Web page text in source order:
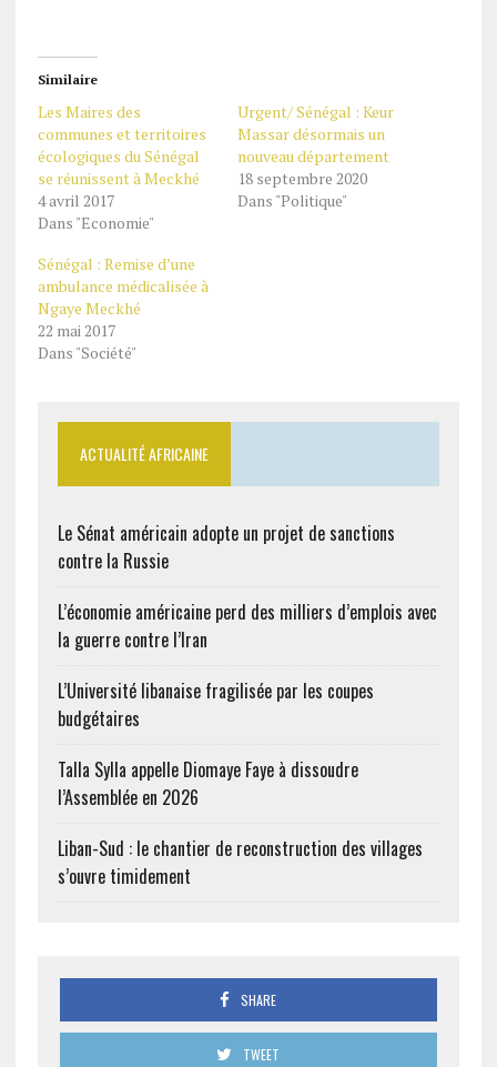
Similaire
Les Maires des
communes et territoires
écologiques du Sénégal
se réunissent à Meckhé
4 avril 2017
Dans "Economie"
Urgent/ Sénégal : Keur
Massar désormais un
nouveau département
18 septembre 2020
Dans "Politique"
Sénégal : Remise d’une
ambulance médicalisée à
Ngaye Meckhé
22 mai 2017
Dans "Société"
ACTUALITÉ AFRICAINE
Le Sénat américain adopte un projet de sanctions
contre la Russie
L’économie américaine perd des milliers d’emplois avec
la guerre contre l’Iran
L’Université libanaise fragilisée par les coupes
budgétaires
Talla Sylla appelle Diomaye Faye à dissoudre
l’Assemblée en 2026
Liban-Sud : le chantier de reconstruction des villages
s’ouvre timidement
SHARE
TWEET